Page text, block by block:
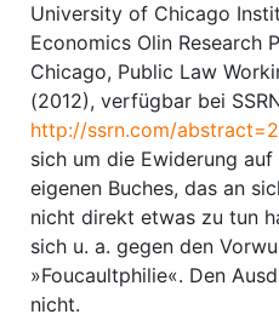
University of Chicago
Economics Olin Research
Chicago, Public Law
(2012), verfügbar bei
http://ssrn.com/
sich um die Ewiderung auf
eigenen Buches, das an
nicht direkt etwas zu tun
sich u. a. gegen den
»Foucaultphilie«. Den
nicht.